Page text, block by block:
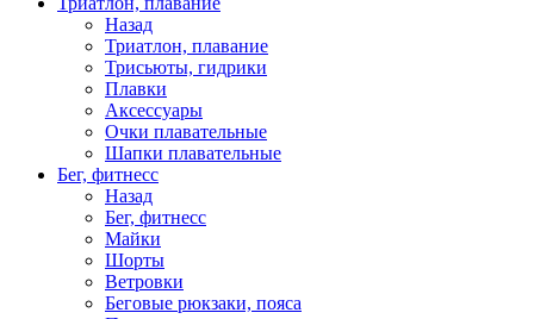
Назад
Триатлон, плавание
Трисьюты, гидрики
Плавки
Аксессуары
Очки плавательные
Шапки плавательные
Бег, фитнесс
Назад
Бег, фитнесс
Майки
Шорты
Ветровки
Беговые рюкзаки, пояса